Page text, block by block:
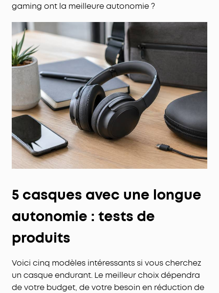
gaming ont la meilleure autonomie ?
5 casques avec une longue
autonomie : tests de
produits
Voici cinq modèles intéressants si vous cherchez
un casque endurant. Le meilleur choix dépendra
de votre budget, de votre besoin en réduction de